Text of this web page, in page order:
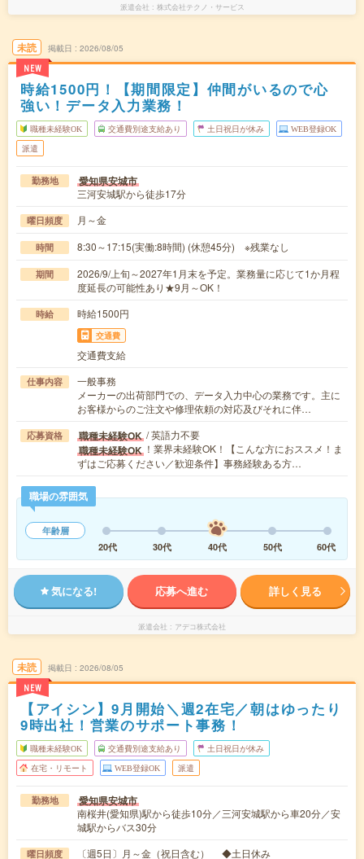
派遣会社 株式会社テクノ・サービス
未読
NEW
掲載日 2026/08/05
時給1500円！【期間限定】仲間がいるので心
強い！データ入力業務！
職種未経験OK 交通費別途支給あり 土日祝日が休み WEB登録OK
派遣
勤務地 愛知県安城市
三河安城駅から徒歩17分
曜日頻度 月～金
時間 8:30～17:15(実働:8時間) (休憩45分) ※残業なし
期間
2026/9/上旬～2027年1月末を予定。業務量に応じて1か月程
度延長の可能性あり★9月～OK！
時給 時給1500円
交通費
交通費支給
仕事内容
一般事務
メーカーの出荷部門での、データ入力中心の業務です。主に
お客様からのご注文や修理依頼の対応及びそれに伴…
応募資格 職種未経験OK / 英語力不要
職種未経験OK ！業界未経験OK！【こんな方におススメ！ま
ずはご応募ください／歓迎条件】事務経験ある方…
職場の雰囲気
年齢層
20代
30代 40代 50代 60代
気になる! 応募へ進む 詳しく見る
派遣会社 アデコ株式会社
未読
NEW
掲載日 2026/08/05
【アイシン】9月開始＼週2在宅／朝はゆったり
9時出社！営業のサポート事務！
職種未経験OK 交通費別途支給あり 土日祝日が休み
在宅・リモート WEB登録OK 派遣
勤務地 愛知県安城市
南桜井(愛知県)駅から徒歩10分／三河安城駅から車20分／安
城駅からバス30分
曜日頻度 〔週5日〕月～金（祝日含む） ◆土日休み